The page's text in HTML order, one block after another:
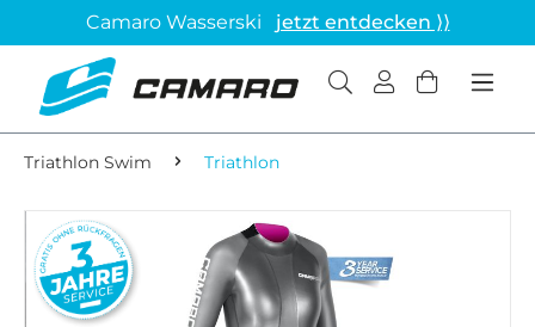
Camaro Wasserski jetzt entdecken ⟩⟩
Triathlon Swim Triathlon